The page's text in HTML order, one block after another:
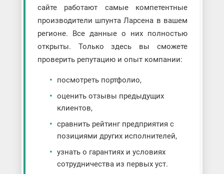
сайте работают самые компетентные
производители шпунта Ларсена в вашем
регионе. Все данные о них полностью
открыты. Только здесь вы сможете
проверить репутацию и опыт компании:
посмотреть портфолио,
оценить отзывы предыдущих
клиентов,
сравнить рейтинг предприятия с
позициями других исполнителей,
узнать о гарантиях и условиях
сотрудничества из первых уст.